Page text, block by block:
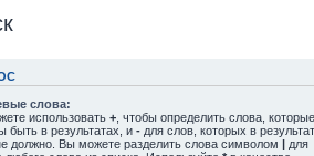
слова:
использовать + , чтобы определить слова, которые
быть в результатах, и - для слов, которых в
должно. Вы можете разделить слова символом | для